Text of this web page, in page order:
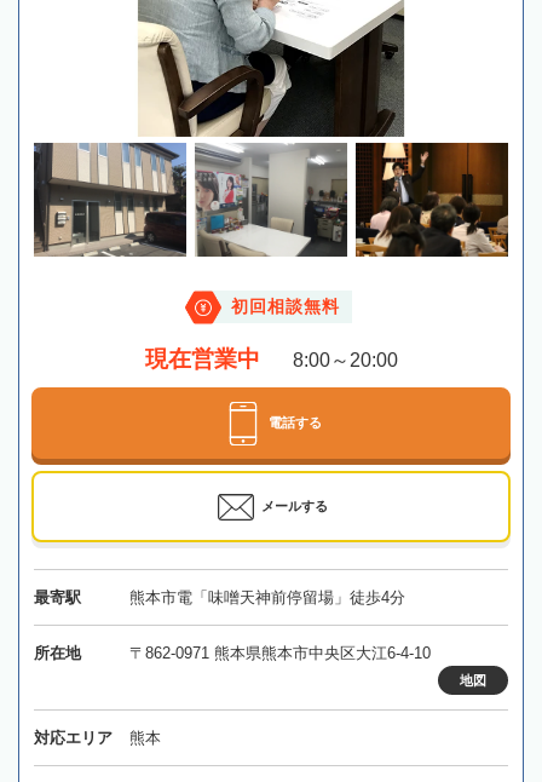
初回相談無料
現在営業中 8:00～20:00
電話する
メールする
最寄駅 熊本市電「味噌天神前停留場」徒歩4分
所在地 〒862-0971 熊本県熊本市中央区大江6-4-10
地図
対応エリア 熊本